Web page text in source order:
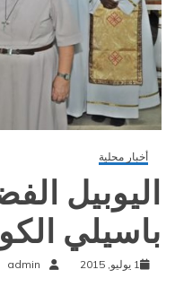
أخبار محلية
اليوبيل
باسيلي
1 يوليو, 2015 admin